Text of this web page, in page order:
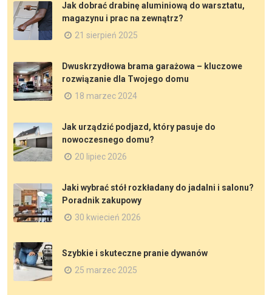
Jak dobrać drabinę aluminiową do warsztatu,
magazynu i prac na zewnątrz?
21 sierpień 2025
Dwuskrzydłowa brama garażowa – kluczowe
rozwiązanie dla Twojego domu
18 marzec 2024
Jak urządzić podjazd, który pasuje do
nowoczesnego domu?
20 lipiec 2026
Jaki wybrać stół rozkładany do jadalni i salonu?
Poradnik zakupowy
30 kwiecień 2026
Szybkie i skuteczne pranie dywanów
25 marzec 2025